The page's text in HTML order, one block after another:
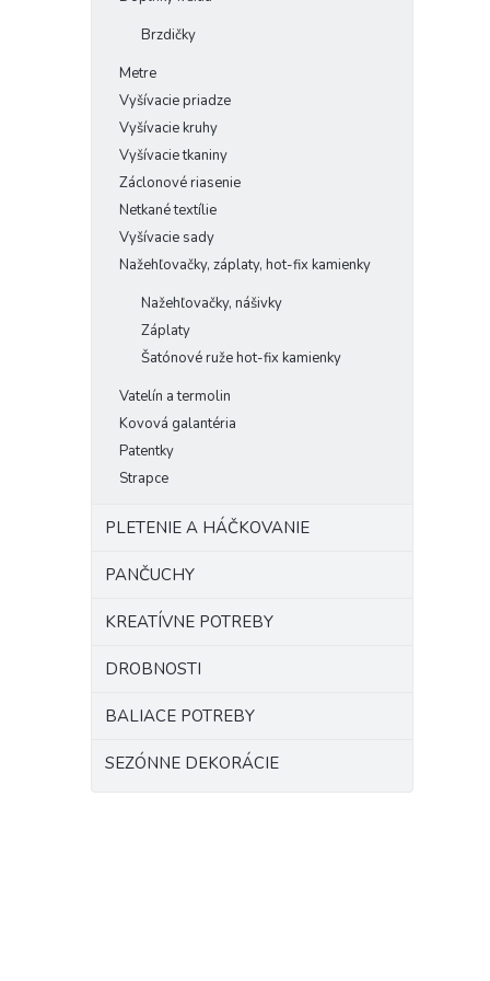
Brzdičky
Metre
Vyšívacie priadze
Vyšívacie kruhy
Vyšívacie tkaniny
Záclonové riasenie
Netkané textílie
Vyšívacie sady
Nažehľovačky, záplaty, hot-fix kamienky
Nažehľovačky, nášivky
Záplaty
Šatónové ruže hot-fix kamienky
Vatelín a termolin
Kovová galantéria
Patentky
Strapce
PLETENIE A HÁČKOVANIE
PANČUCHY
KREATÍVNE POTREBY
DROBNOSTI
BALIACE POTREBY
SEZÓNNE DEKORÁCIE